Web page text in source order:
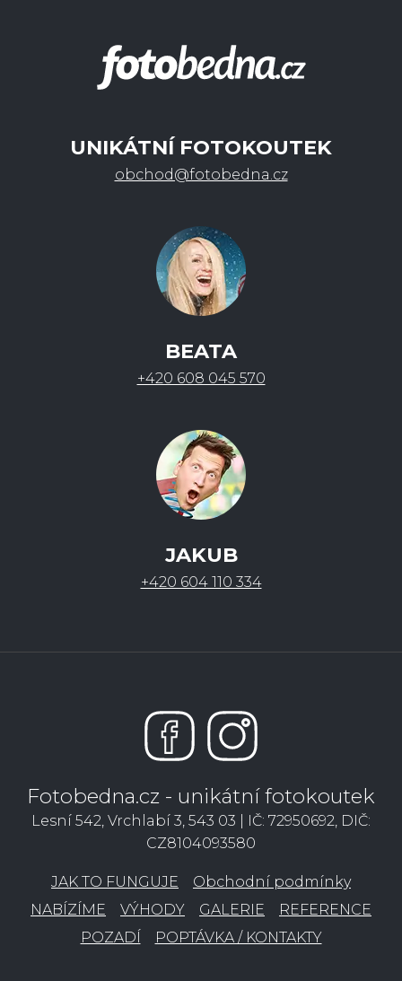
UNIKÁTNÍ FOTOKOUTEK
obchod@fotobedna.cz
BEATA
+420 608 045 570
JAKUB
+420 604 110 334
Fotobedna.cz - unikátní fotokoutek
Lesní 542, Vrchlabí 3, 543 03 | IČ: 72950692, DIČ:
CZ8104093580
JAK TO FUNGUJE
Obchodní podmínky
NABÍZÍME
VÝHODY GALERIE
REFERENCE
POZADÍ
POPTÁVKA / KONTAKTY